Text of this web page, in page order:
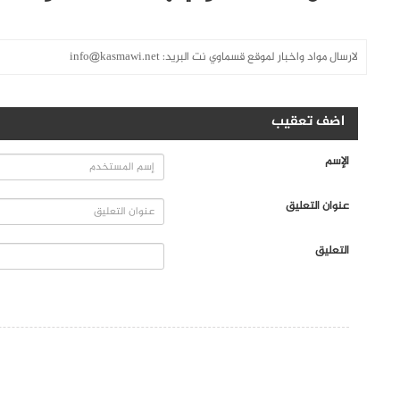
لارسال مواد واخبار لموقع قسماوي نت البريد:info@kasmawi.net
اضف تعقيب
الإسم
عنوان التعليق
التعليق